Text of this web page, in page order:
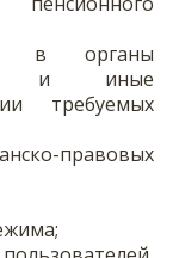
в органы
и иные
требуемых
правовых